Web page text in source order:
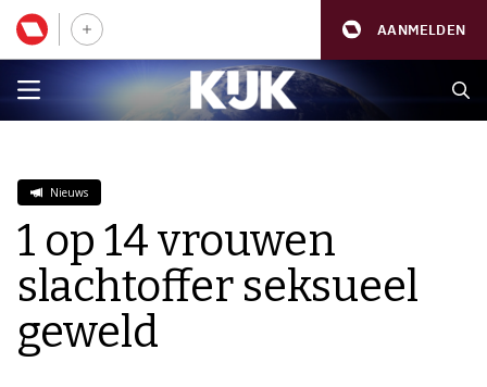
AANMELDEN
Nieuws
1 op 14 vrouwen
slachtoffer seksueel
geweld